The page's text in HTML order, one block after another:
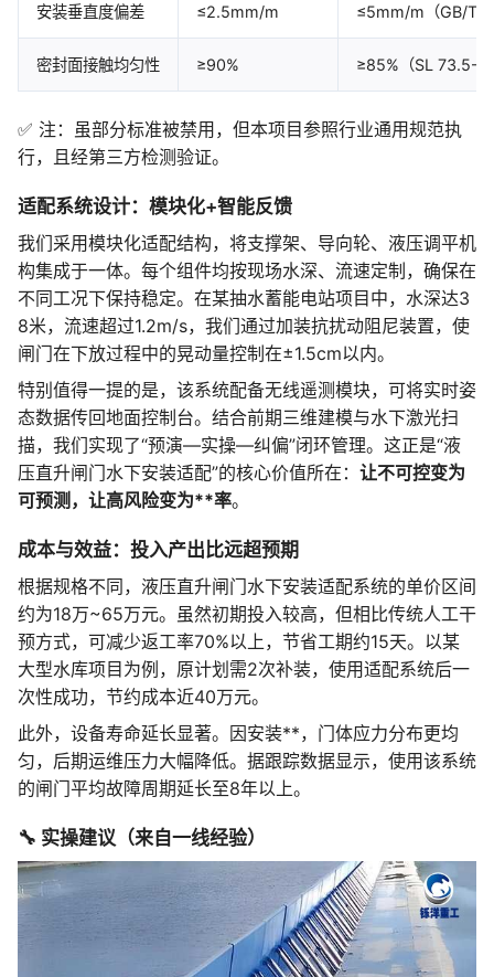
安装垂直度偏差 ≤2.5mm/m ≤5mm/m（GB/T
密封面接触均匀性 ≥90% ≥85%（SL 73.5-
✅ 注：虽部分标准被禁用，但本项目参照行业通用规范执
行，且经第三方检测验证。
适配系统设计：模块化+智能反馈
我们采用模块化适配结构，将支撑架、导向轮、液压调平机
构集成于一体。每个组件均按现场水深、流速定制，确保在
不同工况下保持稳定。在某抽水蓄能电站项目中，水深达3
8米，流速超过1.2m/s，我们通过加装抗扰动阻尼装置，使
闸门在下放过程中的晃动量控制在±1.5cm以内。
特别值得一提的是，该系统配备无线遥测模块，可将实时姿
态数据传回地面控制台。结合前期三维建模与水下激光扫
描，我们实现了“预演—实操—纠偏”闭环管理。这正是“液
压直升闸门水下安装适配”的核心价值所在： 让不可控变为
可预测，让高风险变为**率。
成本与效益：投入产出比远超预期
根据规格不同，液压直升闸门水下安装适配系统的单价区间
约为18万~65万元。虽然初期投入较高，但相比传统人工干
预方式，可减少返工率70%以上，节省工期约15天。以某
大型水库项目为例，原计划需2次补装，使用适配系统后一
次性成功，节约成本近40万元。
此外，设备寿命延长显著。因安装**，门体应力分布更均
匀，后期运维压力大幅降低。据跟踪数据显示，使用该系统
的闸门平均故障周期延长至8年以上。
🔧 实操建议（来自一线经验）